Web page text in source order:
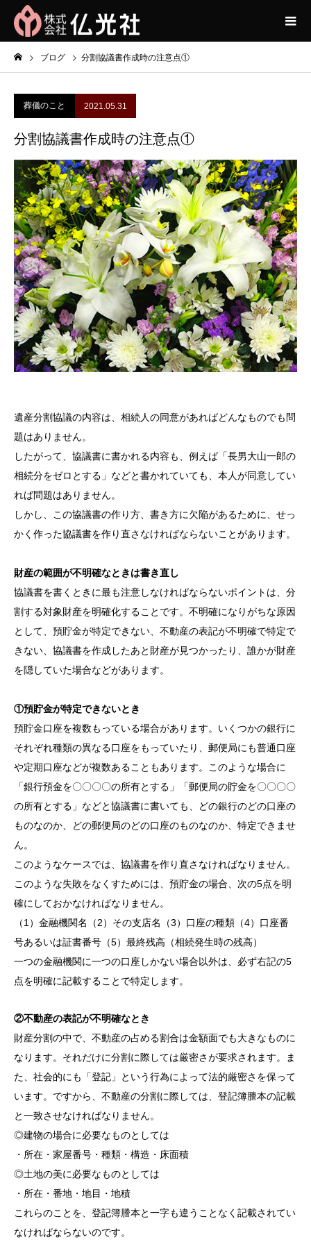
ブログ 分割協議書作成時の注意点①
葬儀のこと 2021.05.31
分割協議書作成時の注意点①
遺産分割協議の内容は、相続人の同意があればどんなものでも問
題はありません。
したがって、協議書に書かれる内容も、例えば「長男大山一郎の
相続分をゼロとする」などと書かれていても、本人が同意してい
れば問題はありません。
しかし、この協議書の作り方、書き方に欠陥があるために、せっ
かく作った協議書を作り直さなければならないことがあります。
財産の範囲が不明確なときは書き直し
協議書を書くときに最も注意しなければならないポイントは、分
割する対象財産を明確化することです。不明確になりがちな原因
として、預貯金が特定できない、不動産の表記が不明確で特定で
きない、協議書を作成したあと財産が見つかったり、誰かが財産
を隠していた場合などがあります。
①預貯金が特定できないとき
預貯金口座を複数もっている場合があります。いくつかの銀行に
それぞれ種類の異なる口座をもっていたり、郵便局にも普通口座
や定期口座などが複数あることもあります。このような場合に
「銀行預金を〇〇〇〇の所有とする」「郵便局の貯金を〇〇〇〇
の所有とする」などと協議書に書いても、どの銀行のどの口座の
ものなのか、どの郵便局のどの口座のものなのか、特定できませ
ん。
このようなケースでは、協議書を作り直さなければなりません。
このような失敗をなくすためには、預貯金の場合、次の5点を明
確にしておかなければなりません。
（1）金融機関名（2）その支店名（3）口座の種類（4）口座番
号あるいは証書番号 （5）最終残高（相続発生時の残高）
一つの金融機関に一つの口座しかない場合以外は、必ず右記の5
点を明確に記載することで特定します。
②不動産の表記が不明確なとき
財産分割の中で、不動産の占める割合は金額面でも大きなものに
なります。それだけに分割に際しては厳密さが要求されます。ま
た、社会的にも「登記」という行為によって法的厳密さを保って
います。ですから、不動産の分割に際しては、登記簿謄本の記載
と一致させなければなりません。
◎建物の場合に必要なものとしては
・所在・家屋番号・種類・構造・床面積
◎土地の美に必要なものとしては
・所在・番地・地目・地積
これらのことを、登記簿謄本と一字も違うことなく記載されてい
なければならないのです。